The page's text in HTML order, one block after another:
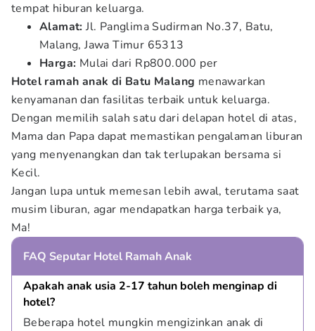
tempat hiburan keluarga.
Alamat: Jl. Panglima Sudirman No.37, Batu,
Malang, Jawa Timur 65313
Harga: Mulai dari Rp800.000 per
Hotel ramah anak di Batu Malang menawarkan
kenyamanan dan fasilitas terbaik untuk keluarga.
Dengan memilih salah satu dari delapan hotel di atas,
Mama dan Papa dapat memastikan pengalaman liburan
yang menyenangkan dan tak terlupakan bersama si
Kecil.
Jangan lupa untuk memesan lebih awal, terutama saat
musim liburan, agar mendapatkan harga terbaik ya,
Ma!
FAQ Seputar Hotel Ramah Anak
Apakah anak usia 2-17 tahun boleh menginap di
hotel?
Beberapa hotel mungkin mengizinkan anak di